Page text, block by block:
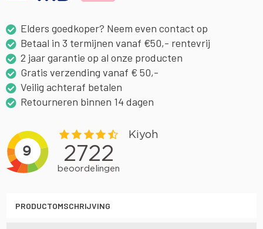
Elders goedkoper? Neem even contact op
Betaal in 3 termijnen vanaf €50,- rentevrij
2 jaar garantie op al onze producten
Gratis verzending vanaf € 50,-
Veilig achteraf betalen
Retourneren binnen 14 dagen
PRODUCTOMSCHRIJVING